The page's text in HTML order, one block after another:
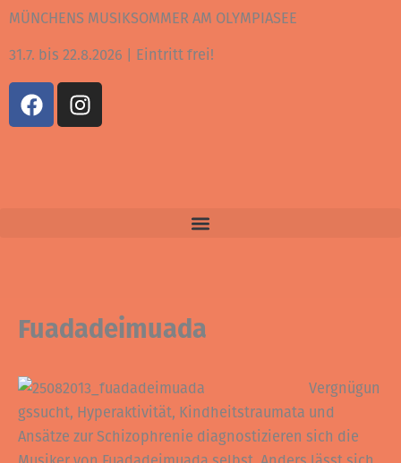
Zum
springen
MÜNCHENS MUSIKSOMMER AM OLYMPIASEE
31.7. bis 22.8.2026 | Eintritt frei!
F
a
I
n
Fuadadeimuada
Vergnügun
gssucht, Hyperaktivität, Kindheitstraumata und
Ansätze zur Schizophrenie diagnostizieren sich die